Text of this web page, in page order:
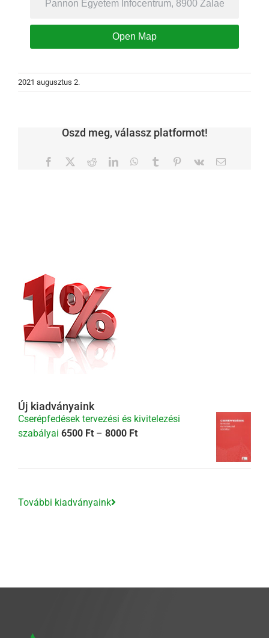
Open Map
2021 augusztus 2.
Oszd meg, válassz platformot!
Facebook RedditLinkedInWhatsApp
Tumblr Pinterest
Vk Email:
Új kiadványaink
Cserépfedések tervezési és kivitelezési
szabályai 6500 Ft – 8000 FtÁrtartomány:
További kiadványaink